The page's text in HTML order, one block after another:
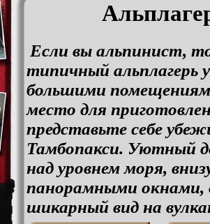
Если вы альпинист,
типичный альплагерь
большими
место для
представьте себе
Тамбопакси. Уютный
над уровнем моря,
панорамными окнами,
шикарный вид на